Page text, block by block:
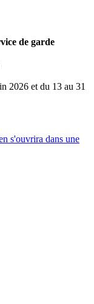
de garde
2026 et du 13 au 31
s'ouvrira dans une